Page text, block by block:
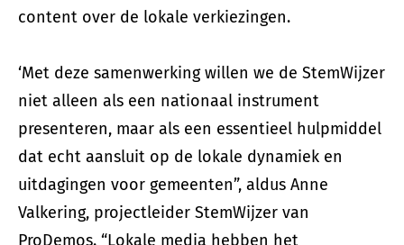
content over de lokale verkiezingen.
‘Met deze samenwerking willen we de StemWijzer
niet alleen als een nationaal instrument
presenteren, maar als een essentieel hulpmiddel
dat echt aansluit op de lokale dynamiek en
uitdagingen voor gemeenten”, aldus Anne
Valkering, projectleider StemWijzer van
ProDemos. “Lokale media hebben het